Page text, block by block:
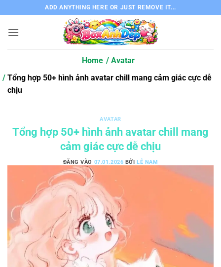
qua
nội
ADD ANYTHING HERE OR JUST REMOVE IT...
Home
Avatar
Tổng hợp 50+ hình ảnh avatar chill mang cảm giác cực dễ
chịu
AVATAR
Tổng hợp 50+ hình ảnh avatar chill mang
cảm giác cực dễ chịu
ĐĂNG VÀO 07.01.2026 BỞILÊ NAM